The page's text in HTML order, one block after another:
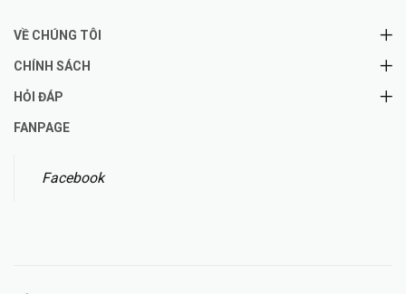
VỀ CHÚNG TÔI
CHÍNH SÁCH
HỎI ĐÁP
FANPAGE
Facebook